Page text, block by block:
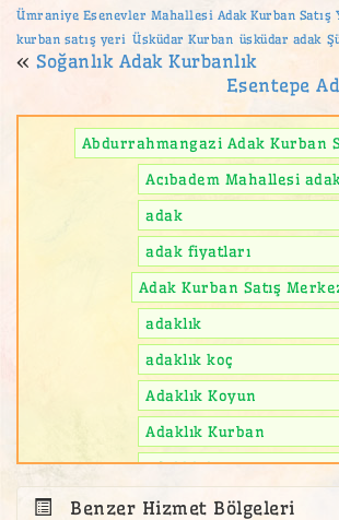
Ümraniye Esenevler Mahallesi Adak Kurban Satış
kurban satış yeri Üsküdar Kurban üsküdar adak
« Soğanlık Adak Kurbanlık
Esentepe
Abdurrahmangazi Adak Kurban
Acıbadem Mahallesi
adak
adak fiyatları
Adak Kurban Satış
adaklık
adaklık koç
Adaklık Koyun
Adaklık Kurban
adaklık kuzu
Adalar Adak Kurban Satış
Benzer Hizmet Bölgeleri